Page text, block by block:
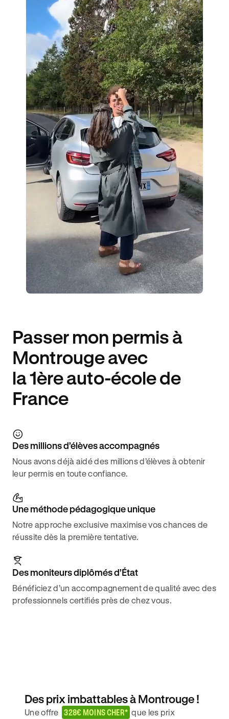
Passer mon permis à
Montrouge avec
la 1ère auto-école de
France
Des millions d’élèves accompagnés
Nous avons déjà aidé des millions d’élèves à obtenir
leur permis en toute confiance.
Une méthode pédagogique unique
Notre approche exclusive maximise vos chances de
réussite dès la première tentative.
Des moniteurs diplômés d’État
Bénéficiez d’un accompagnement de qualité avec des
professionnels certifiés près de chez vous.
Des prix imbattables à Montrouge !
Une offre 328€ MOINS CHER* que les prix